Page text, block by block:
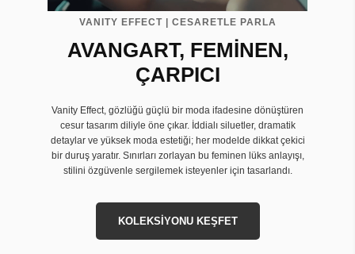
VANITY EFFECT | CESARETLE PARLA
AVANGART, FEMİNEN,
ÇARPICI
Vanity Effect, gözlüğü güçlü bir moda ifadesine dönüştüren
cesur tasarım diliyle öne çıkar. İddialı siluetler, dramatik
detaylar ve yüksek moda estetiği; her modelde dikkat çekici
bir duruş yaratır. Sınırları zorlayan bu feminen lüks anlayışı,
stilini özgüvenle sergilemek isteyenler için tasarlandı.
KOLEKSİYONU KEŞFET